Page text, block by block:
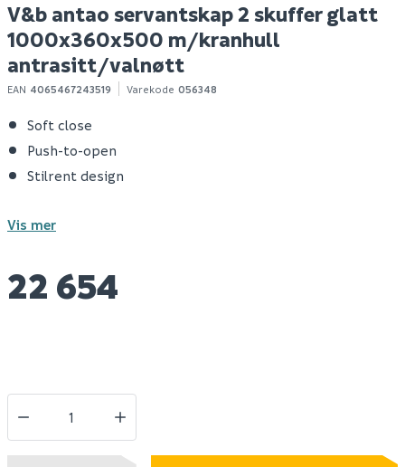
V&b antao servantskap 2 skuffer glatt
1000x360x500 m/kranhull
antrasitt/valnøtt
EAN 4065467243519 Varekode 056348
Soft close
Push-to-open
Stilrent design
Vis mer
22 654